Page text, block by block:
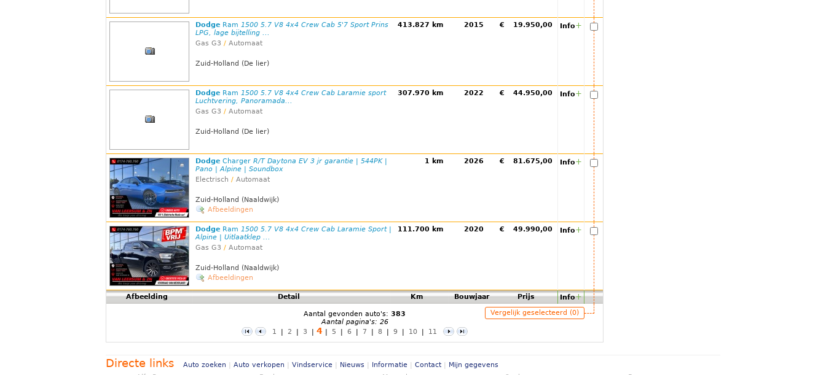
Dodge Ram 1500 5.7 V8 4x4 Crew Cab 5'7 Sport Prins
LPG, lage bijtelling ...
Gas G3 / Automaat
Zuid-Holland (De lier)
413.827 km 2015 € 19.950,00 Info+
Dodge Ram 1500 5.7 V8 4x4 Crew Cab Laramie sport
Luchtvering, Panoramada...
Gas G3 / Automaat
Zuid-Holland (De lier)
307.970 km 2022 € 44.950,00 Info+
Dodge Charger R/T Daytona EV 3 jr garantie | 544PK |
Pano | Alpine | Soundbox
Electrisch / Automaat
Zuid-Holland (Naaldwijk)
Afbeeldingen
1 km 2026 € 81.675,00 Info+
Dodge Ram 1500 5.7 V8 4x4 Crew Cab Laramie Sport |
Alpine | Uitlaatklep ...
Gas G3 / Automaat
Zuid-Holland (Naaldwijk)
Afbeeldingen
111.700 km 2020 € 49.990,00 Info+
Afbeelding Detail Km Bouwjaar Prijs Info+
Aantal gevonden auto's: 383
Aantal pagina's: 26
1
| 2 | 3 | 4 | 5 | 6 | 7 | 8 | 9 | 10 | 11
Vergelijk geselecteerd (0)
Directe links Auto zoeken | Auto verkopen | Vindservice | Nieuws | Informatie | Contact | Mijn gegevens